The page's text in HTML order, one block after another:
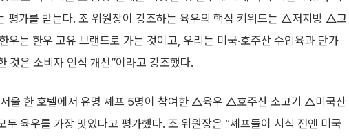
평가를 받는다. 조 위원장이 강조하는 육우의 핵심 키워드는 △저지방 △고
는 한우 고유 브랜드로 가는 것이고, 우리는 미국·호주산 수입육과 단가
것은 소비자 인식 개선”이라고 강조했다.
울 한 호텔에서 유명 셰프 5명이 참여한 △육우 △호주산 소고기 △미국산
육우를 가장 맛있다고 평가했다. 조 위원장은 “셰프들이 시식 전엔 미국